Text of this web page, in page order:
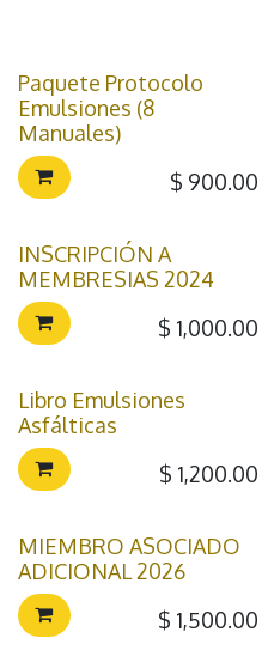
Paquete Protocolo
Emulsiones (8
Manuales)
$ 900.00
INSCRIPCIÓN A
MEMBRESIAS 2024
$ 1,000.00
Libro Emulsiones
Asfálticas
$ 1,200.00
MIEMBRO ASOCIADO
ADICIONAL 2026
$ 1,500.00